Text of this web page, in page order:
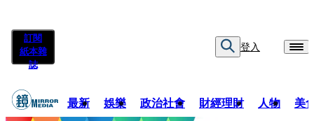
訂閱
紙本雜
誌
登入
最新 娛樂 政治社會 財經理財 人物 美